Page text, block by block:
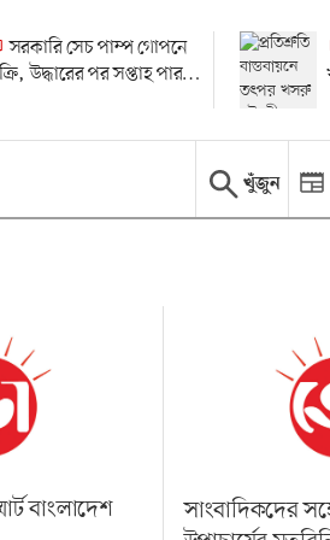
সরকারি সেচ পাম্প গোপনে
উদ্ধারের পর সপ্তাহ পার
খুঁজুন
বাংলাদেশ
সাংবাদিকদের